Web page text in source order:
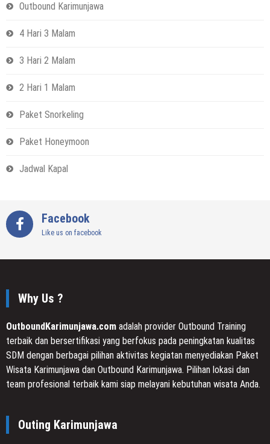
Outbound Karimunjawa
4 Hari 3 Malam
3 Hari 2 Malam
2 Hari 1 Malam
Paket Snorkeling
Paket Honeymoon
Jadwal Kapal
Facebook
Like us on facebook
Why Us ?
OutboundKarimunjawa.com adalah provider Outbound Training
terbaik dan bersertifikasi yang berfokus pada peningkatan kualitas
SDM dengan berbagai pilihan aktivitas kegiatan menyediakan Paket
Wisata Karimunjawa dan Outbound Karimunjawa. Pilihan lokasi dan
team profesional terbaik kami siap melayani kebutuhan wisata Anda.
Outing Karimunjawa